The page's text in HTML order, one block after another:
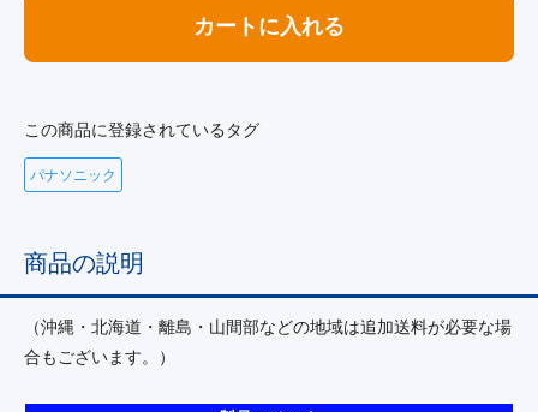
カートに入れる
この商品に登録されているタグ
パナソニック
商品の説明
（沖縄・北海道・離島・山間部などの地域は追加送料が必要な場
合もございます。）